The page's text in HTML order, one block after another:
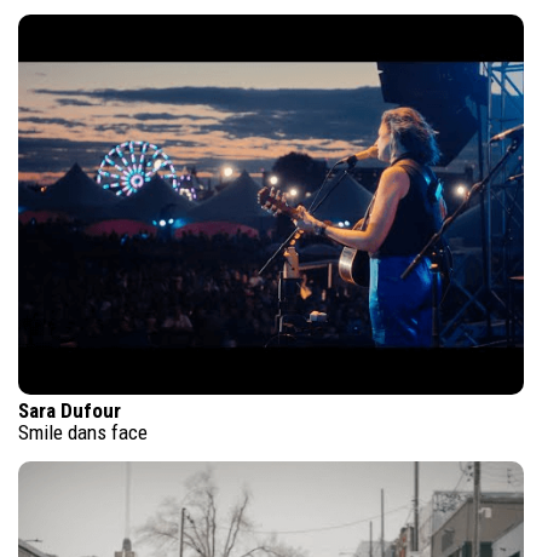
Sara Dufour
Smile dans face